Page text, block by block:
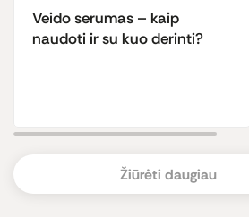
Veido serumas – kaip
naudoti ir su kuo derinti?
Žiūrėti daugiau